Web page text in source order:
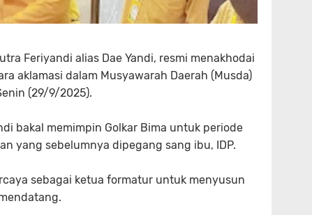
Feriyandi alias Dae Yandi, resmi menakhodai
aklamasi dalam Musyawarah Daerah (Musda)
(29/9/2025).
bakal memimpin Golkar Bima untuk periode
yang sebelumnya dipegang sang ibu, IDP.
sebagai ketua formatur untuk menyusun